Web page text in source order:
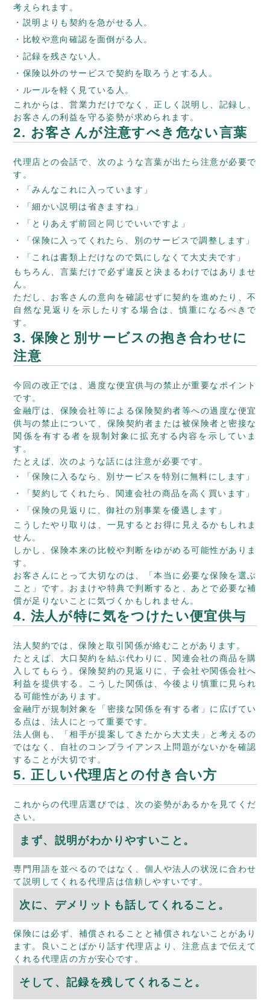
考えられます。
説明よりも契約を急がせる人。
比較や意向確認を面倒がる人。
記録を残さない人。
保険以外のサービスで契約を取ろうとする人。
ルールを軽く見ている人。
これからは、営業力だけでなく、正しく説明し、記録し、
お客さんの利益を守る姿勢が求められます。
2. お客さんが注意すべき危ない言葉
代理店との会話で、次のような言葉が出たら注意が必要で
す。
「みんなこれに入っています」
「細かい説明は省きますね」
「とりあえず前回と同じでいいですよ」
「保険に入ってくれたら、別のサービスで調整します」
「これは書類上だけなので気にしなくて大丈夫です」
もちろん、言葉だけで必ず違反と決まるわけではありませ
ん。
ただし、お客さんの意向を確認せずに契約を進めたり、不
自然な見返りを示したりする場合は、慎重になるべきで
す。
3. 保険と別サービスの抱き合わせに
注意
今回の改正では、過度な便宜供与の禁止が重要なポイント
です。
金融庁は、保険会社等による保険契約者等への過度な便宜
供与の禁止について、保険契約者または被保険者と密接な
関係を有する者を規制対象に拡充する内容を示していま
す。
たとえば、次のような話には注意が必要です。
「保険に入るなら、別サービスを特別に無料にします」
「契約してくれたら、関連会社の商品を高く買います」
「保険の見返りに、御社の別事業を優遇します」
こうしたやり取りは、一見するとお得に見えるかもしれま
せん。
しかし、保険本来の比較や判断をゆがめる可能性がありま
す。
お客さんにとって大切なのは、「本当に必要な保険を選ぶ
こと」です。おまけや特典で判断すると、あとで必要な補
償が足りないことに気づくかもしれません。
4. 法人が特に気をつけたい便宜供与
法人契約では、保険と取引関係が絡むことがあります。
たとえば、大口契約を結ぶ代わりに、関連会社の商品を購
入してもらう。保険契約の見返りに、子会社や関係会社へ
利益を提供する。こうした関係は、今後より慎重に見られ
る可能性があります。
金融庁が規制対象を「密接な関係を有する者」に広げてい
る点は、法人にとって重要です。
法人側も、「相手が提案してきたから大丈夫」と考えるの
ではなく、自社のコンプライアンス上問題がないかを確認
することが大切です。
5. 正しい代理店との付き合い方
これからの代理店選びでは、次の姿勢があるかを見てくだ
さい。
まず、説明がわかりやすいこと。
専門用語を並べるのではなく、個人や法人の状況に合わせ
て説明してくれる代理店は信頼しやすいです。
次に、デメリットも話してくれること。
保険には必ず、補償されることと補償されないことがあり
ます。良いことばかり話す代理店より、注意点まで伝えて
くれる代理店の方が安心です。
そして、記録を残してくれること。